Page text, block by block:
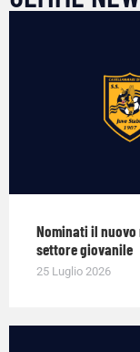
Nominati il
settore giovanile
25 Luglio 2026